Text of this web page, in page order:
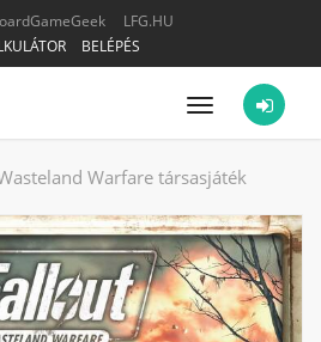
LFG.HU
BELÉPÉS
Menü
Warfare társasjáték